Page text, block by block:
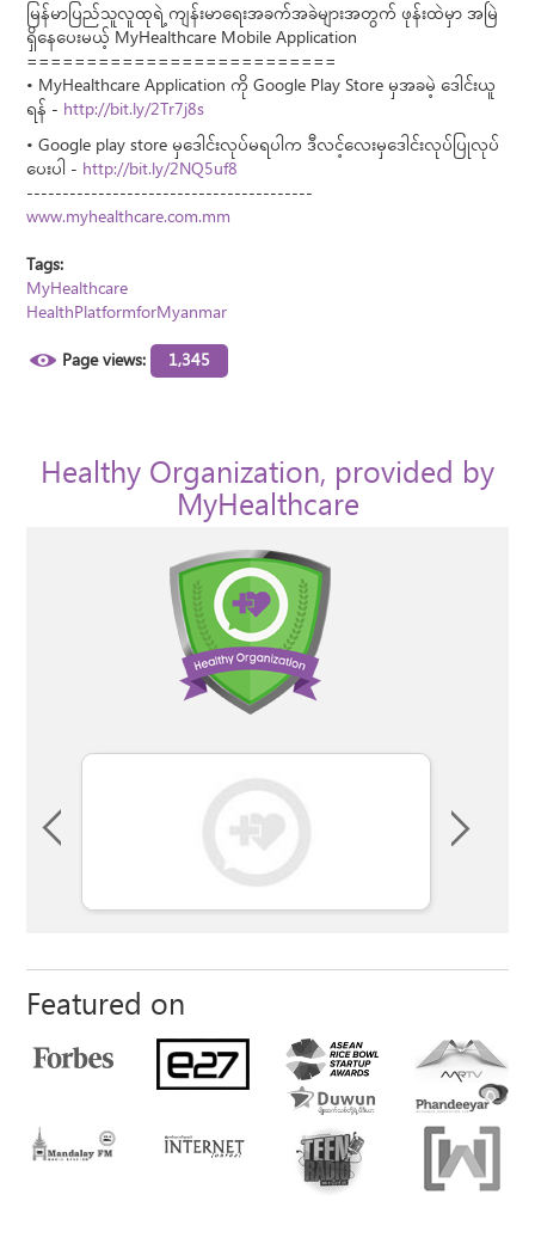
မြန်မာပြည်သူလူထုရဲ့ ကျန်းမာရေးအခက်အခဲများအတွက် ဖုန်းထဲမှာ အမြဲ
ရှိနေပေးမယ့် MyHealthcare Mobile Application
==========================
• MyHealthcare Application ကို Google Play Store မှအခမဲ့ ဒေါင်းယူ
ရန် - http://bit.ly/2Tr7j8s
• Google play store မှဒေါင်းလုပ်မရပါက ဒီလင့်လေးမှဒေါင်းလုပ်ပြုလုပ်
ပေးပါ - http://bit.ly/2NQ5uf8
----------------------------------------
www.myhealthcare.com.mm
Tags:
MyHealthcare
HealthPlatformforMyanmar
Page views:
1,345
Healthy Organization, provided by
MyHealthcare
Featured on